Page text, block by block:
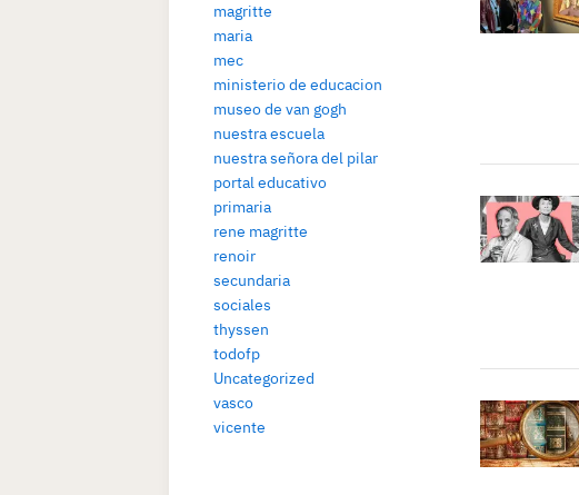
magritte
maria
mec
ministerio de educacion
museo de van gogh
nuestra escuela
nuestra señora del pilar
portal educativo
primaria
rene magritte
renoir
secundaria
sociales
thyssen
todofp
Uncategorized
vasco
vicente